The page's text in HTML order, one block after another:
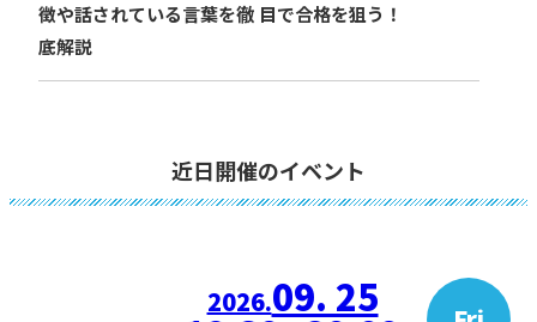
徴や話されている言葉を徹
底解説
目で合格を狙う！
近日開催のイベント
2026.09. 25